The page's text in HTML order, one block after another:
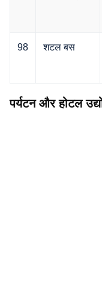
98 शटल बस
पर्यटन और होटल